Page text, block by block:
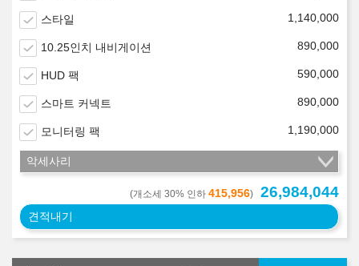
스타일 1,140,000
10.25인치 내비게이션 890,000
HUD 팩 590,000
스마트 커넥트 890,000
모니터링 팩 1,190,000
악세사리
(개소세 30% 인하 415,956) 26,984,044
견적내기